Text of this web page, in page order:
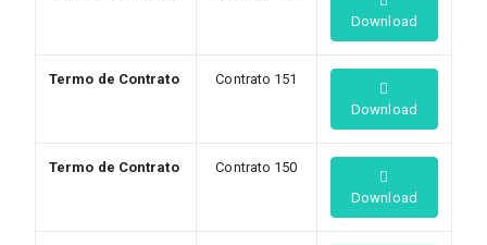
Download
Termo de Contrato
Contrato 151
Download
Termo de Contrato
Contrato 150
Download